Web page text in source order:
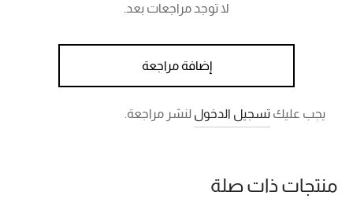
لا توجد مراجعات بعد.
إضافة مراجعة
يجب عليك تسجيل الدخول لنشر مراجعة.
منتجات ذات صلة